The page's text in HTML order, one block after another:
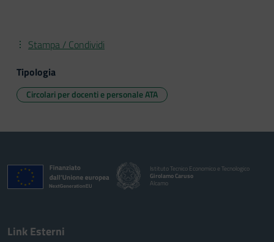
Stampa / Condividi
Tipologia
Circolari per docenti e personale ATA
Istituto Tecnico Economico e Tecnologico
Girolamo Caruso
Alcamo
Link Esterni